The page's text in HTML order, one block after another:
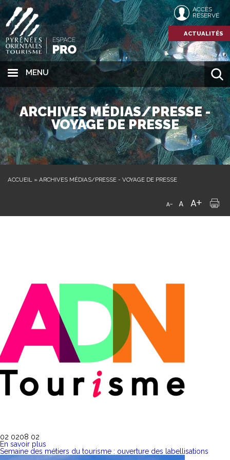
MENU
ACCÈS
RÉSERVÉ
ACTUALITÉS
ARCHIVES MÉDIAS/PRESSE -
VOYAGE DE PRESSE
ACCUEIL » ARCHIVES MÉDIAS/PRESSE - VOYAGE DE PRESSE
02 0208 02
En savoir plus
Semaine des métiers du tourisme : ouverture des labellisations